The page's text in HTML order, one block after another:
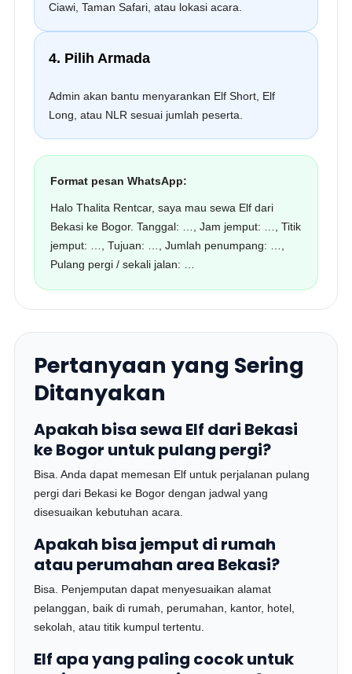
Ciawi, Taman Safari, atau lokasi acara.
4. Pilih Armada
Admin akan bantu menyarankan Elf Short, Elf
Long, atau NLR sesuai jumlah peserta.
Format pesan WhatsApp:
Halo Thalita Rentcar, saya mau sewa Elf dari
Bekasi ke Bogor. Tanggal: …, Jam jemput: …, Titik
jemput: …, Tujuan: …, Jumlah penumpang: …,
Pulang pergi / sekali jalan: …
Pertanyaan yang Sering
Ditanyakan
Apakah bisa sewa Elf dari Bekasi
ke Bogor untuk pulang pergi?
Bisa. Anda dapat memesan Elf untuk perjalanan pulang
pergi dari Bekasi ke Bogor dengan jadwal yang
disesuaikan kebutuhan acara.
Apakah bisa jemput di rumah
atau perumahan area Bekasi?
Bisa. Penjemputan dapat menyesuaikan alamat
pelanggan, baik di rumah, perumahan, kantor, hotel,
sekolah, atau titik kumpul tertentu.
Elf apa yang paling cocok untuk